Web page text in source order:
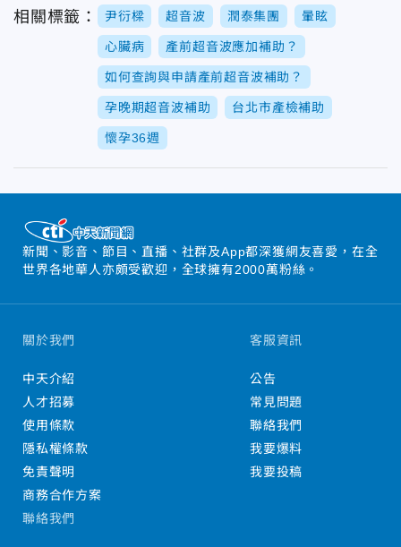
相關標籤： 尹衍樑 超音波 潤泰集團 暈眩
心臟病 產前超音波應加補助？
如何查詢與申請產前超音波補助？
孕晚期超音波補助 台北市產檢補助
懷孕36週
新聞、影音、節目、直播、社群及App都深獲網友喜愛，在全
世界各地華人亦頗受歡迎，全球擁有2000萬粉絲。
關於我們
中天介紹
人才招募
使用條款
隱私權條款
免責聲明
商務合作方案
客服資訊
公告
常見問題
聯絡我們
我要爆料
我要投稿
聯絡我們